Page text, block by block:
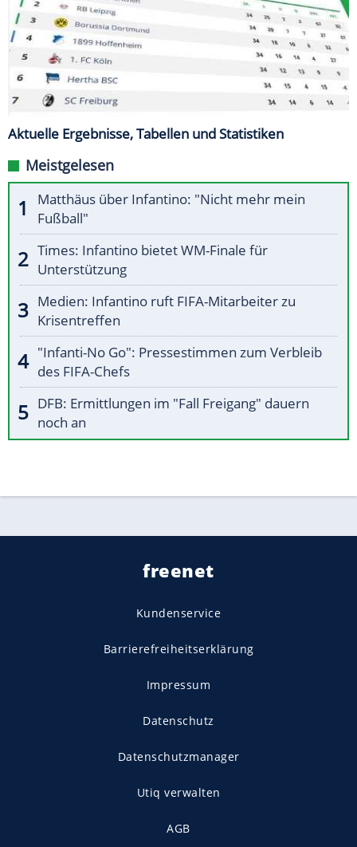
Aktuelle Ergebnisse, Tabellen und Statistiken
Meistgelesen
Matthäus über Infantino: "Nicht mehr mein
Fußball"
Times: Infantino bietet WM-Finale für
Unterstützung
Medien: Infantino ruft FIFA-Mitarbeiter zu
Krisentreffen
"Infanti-No Go": Pressestimmen zum Verbleib
des FIFA-Chefs
DFB: Ermittlungen im "Fall Freigang" dauern
noch an
freenet
Kundenservice
Barrierefreiheitserklärung
Impressum
Datenschutz
Datenschutzmanager
Utiq verwalten
AGB